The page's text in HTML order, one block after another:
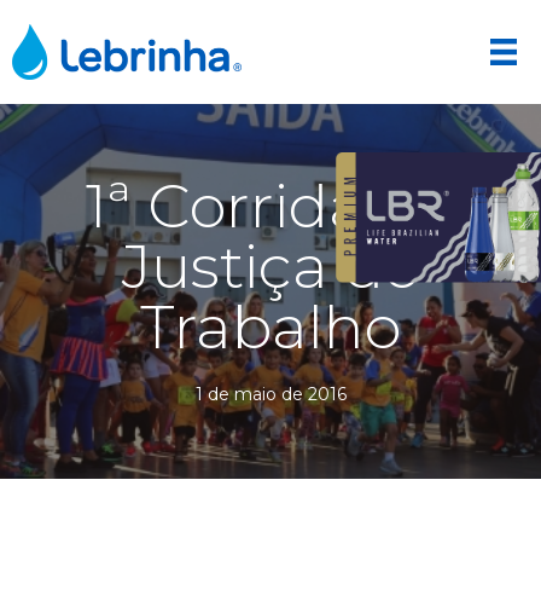
1ª Corrida da
Justiça do
Trabalho
1 de maio de 2016